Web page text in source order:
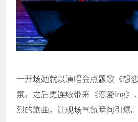
一开场她就以演唱会点题歌《想
氛，之后更连续带来《恋爱ing》
烈的歌曲，让现场气氛瞬间引爆。